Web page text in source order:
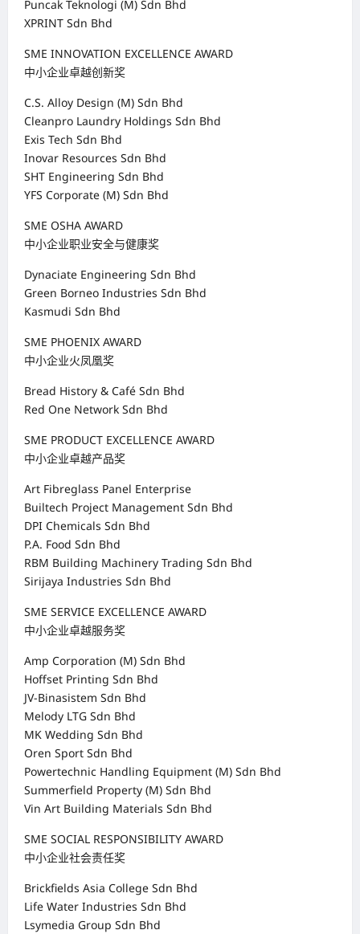
Puncak Teknologi (M) Sdn Bhd
XPRINT Sdn Bhd
SME INNOVATION EXCELLENCE AWARD
中小企业卓越创新奖
C.S. Alloy Design (M) Sdn Bhd
Cleanpro Laundry Holdings Sdn Bhd
Exis Tech Sdn Bhd
Inovar Resources Sdn Bhd
SHT Engineering Sdn Bhd
YFS Corporate (M) Sdn Bhd
SME OSHA AWARD
中小企业职业安全与健康奖
Dynaciate Engineering Sdn Bhd
Green Borneo Industries Sdn Bhd
Kasmudi Sdn Bhd
SME PHOENIX AWARD
中小企业火凤凰奖
Bread History & Café Sdn Bhd
Red One Network Sdn Bhd
SME PRODUCT EXCELLENCE AWARD
中小企业卓越产品奖
Art Fibreglass Panel Enterprise
Builtech Project Management Sdn Bhd
DPI Chemicals Sdn Bhd
P.A. Food Sdn Bhd
RBM Building Machinery Trading Sdn Bhd
Sirijaya Industries Sdn Bhd
SME SERVICE EXCELLENCE AWARD
中小企业卓越服务奖
Amp Corporation (M) Sdn Bhd
Hoffset Printing Sdn Bhd
JV-Binasistem Sdn Bhd
Melody LTG Sdn Bhd
MK Wedding Sdn Bhd
Oren Sport Sdn Bhd
Powertechnic Handling Equipment (M) Sdn Bhd
Summerfield Property (M) Sdn Bhd
Vin Art Building Materials Sdn Bhd
SME SOCIAL RESPONSIBILITY AWARD
中小企业社会责任奖
Brickfields Asia College Sdn Bhd
Life Water Industries Sdn Bhd
Lsymedia Group Sdn Bhd